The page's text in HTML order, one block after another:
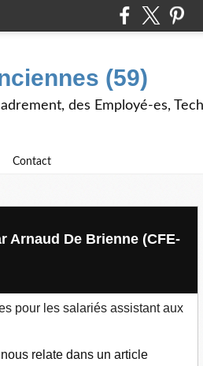
(59)
des Employé-es,
Contact
Arnaud De Brienne (CFE-
pour les salariés assistant aux
relate dans un article